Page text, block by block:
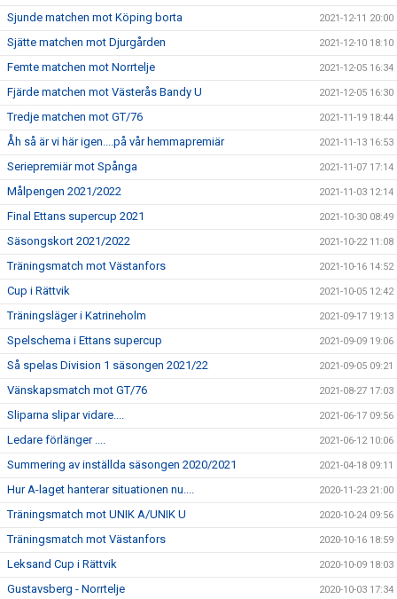
Sjunde matchen mot Köping borta 2021-12-11 20:00
Sjätte matchen mot Djurgården 2021-12-10 18:10
Femte matchen mot Norrtelje 2021-12-05 16:34
Fjärde matchen mot Västerås Bandy U 2021-12-05 16:30
Tredje matchen mot GT/76 2021-11-19 18:44
Åh så är vi här igen....på vår hemmapremiär 2021-11-13 16:53
Seriepremiär mot Spånga 2021-11-07 17:14
Målpengen 2021/2022 2021-11-03 12:14
Final Ettans supercup 2021 2021-10-30 08:49
Säsongskort 2021/2022 2021-10-22 11:08
Träningsmatch mot Västanfors 2021-10-16 14:52
Cup i Rättvik 2021-10-05 12:42
Träningsläger i Katrineholm 2021-09-17 19:13
Spelschema i Ettans supercup 2021-09-09 19:06
Så spelas Division 1 säsongen 2021/22 2021-09-05 09:21
Vänskapsmatch mot GT/76 2021-08-27 17:03
Sliparna slipar vidare.... 2021-06-17 09:56
Ledare förlänger .... 2021-06-12 10:06
Summering av inställda säsongen 2020/2021 2021-04-18 09:11
Hur A-laget hanterar situationen nu.... 2020-11-23 21:00
Träningsmatch mot UNIK A/UNIK U 2020-10-24 09:56
Träningsmatch mot Västanfors 2020-10-16 18:59
Leksand Cup i Rättvik 2020-10-09 18:03
Gustavsberg - Norrtelje 2020-10-03 17:34